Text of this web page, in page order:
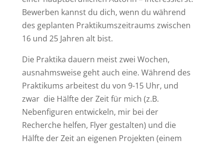
Bewerben kannst du dich, wenn du während
des geplanten Praktikumszeitraums zwischen
16 und 25 Jahren alt bist.
Die Praktika dauern meist zwei Wochen,
ausnahmsweise geht auch eine. Während des
Praktikums arbeitest du von 9-15 Uhr, und
zwar die Hälfte der Zeit für mich (z.B.
Nebenfiguren entwickeln, mir bei der
Recherche helfen, Flyer gestalten) und die
Hälfte der Zeit an eigenen Projekten (einem